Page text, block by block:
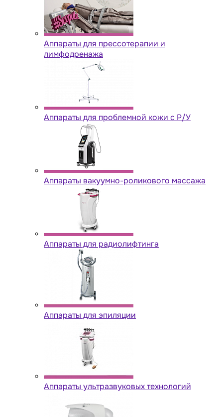
Аппараты для прессотерапии и
лимфодренажа
Аппараты для проблемной кожи с Р/У
Аппараты вакуумно-роликового массажа
Аппараты для радиолифтинга
Аппараты для эпиляции
Аппараты ультразвуковых технологий